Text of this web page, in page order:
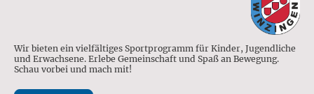
Wir bieten ein vielfältiges Sportprogramm für Kinder, Jugendliche
und Erwachsene. Erlebe Gemeinschaft und Spaß an Bewegung.
Schau vorbei und mach mit!